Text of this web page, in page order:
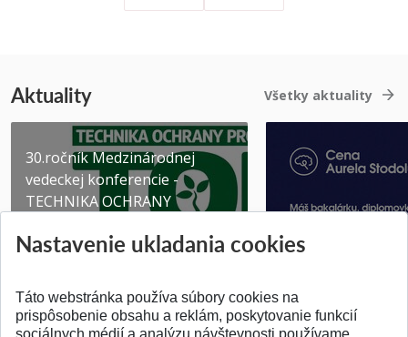
Aktuality Všetky aktuality
30.ročník Medzinárodnej
vedeckej konferencie -
TECHNIKA OCHRANY
Pridané 03.08.2026 Pridané 07.07.2026
Nastavenie ukladania cookies
Táto webstránka používa súbory cookies na
prispôsobenie obsahu a reklám, poskytovanie funkcií
sociálnych médií a analýzu návštevnosti používame